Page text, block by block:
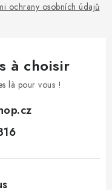
ochrany osobních údajů
à choisir
là pour vous !